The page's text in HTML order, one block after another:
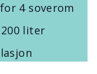
4 soverom
liter